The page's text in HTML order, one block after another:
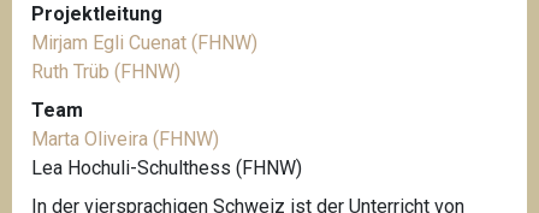
Projektleitung
Mirjam Egli Cuenat (FHNW)
Ruth Trüb (FHNW)
Team
Marta Oliveira (FHNW)
Lea Hochuli-Schulthess (FHNW)
In der viersprachigen Schweiz ist der Unterricht von